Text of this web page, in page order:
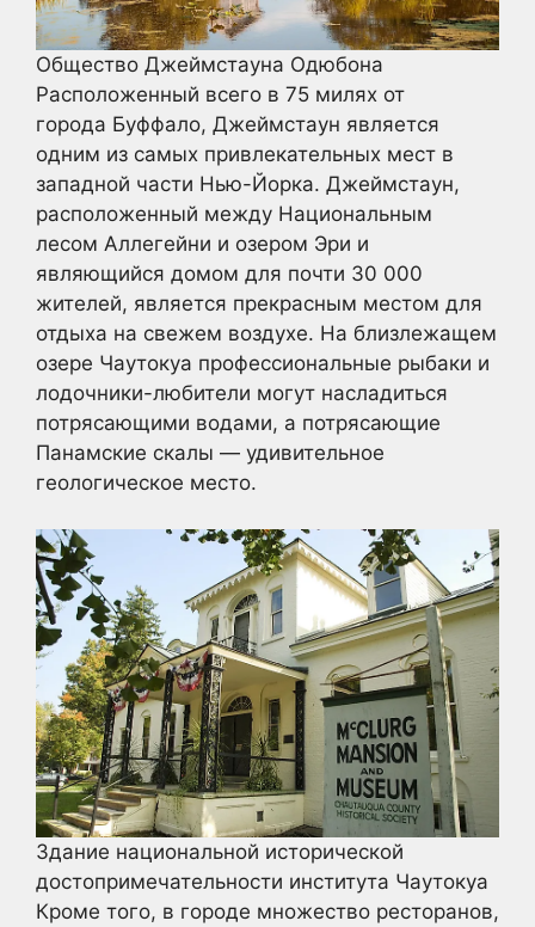
Общество Джеймстауна Одюбона
Расположенный всего в 75 милях от
города Буффало, Джеймстаун является
одним из самых привлекательных мест в
западной части Нью-Йорка. Джеймстаун,
расположенный между Национальным
лесом Аллегейни и озером Эри и
являющийся домом для почти 30 000
жителей, является прекрасным местом для
отдыха на свежем воздухе. На близлежащем
озере Чаутокуа профессиональные рыбаки и
лодочники-любители могут насладиться
потрясающими водами, а потрясающие
Панамские скалы — удивительное
геологическое место.
Здание национальной исторической
достопримечательности института Чаутокуа
Кроме того, в городе множество ресторанов,